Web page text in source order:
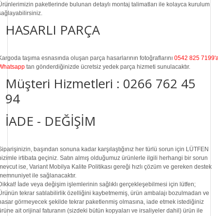
paketlerinde bulunan detaylı montaj talimatları ile kolayca kurulum
HASARLI PARÇA
taşıma esnasında oluşan parça hasarlarının fotoğraflarını 0542 825
tan gönderdiğinizde ücretsiz yedek parça hizmeti sunulacaktır.
Müşteri Hizmetleri : 0266 762 45
94
İADE - DEĞİŞİM
başından sonuna kadar karşılaştığınız her türlü sorun için LÜTFEN
irtibata geçiniz. Satın almış olduğumuz ürünlerle ilgili herhangi bir sorun
ise, Variant Mobilya Kalite Politikası gereği hızlı çözüm ve gereken destek
ile sağlanacaktır.
İade veya değişim işlemlerinin sağlıklı gerçekleşebilmesi için lütfen;
tekrar satılabilirlik özelliğini kaybetmemiş, ürün ambalajı bozulmadan ve
görmeyecek şekilde tekrar paketlenmiş olmasına, iade etmek istediğiniz
ait orijinal faturanın (sizdeki bütün kopyaları ve irsaliyeler dahil) ürün ile